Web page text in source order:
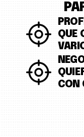
QUE
CON